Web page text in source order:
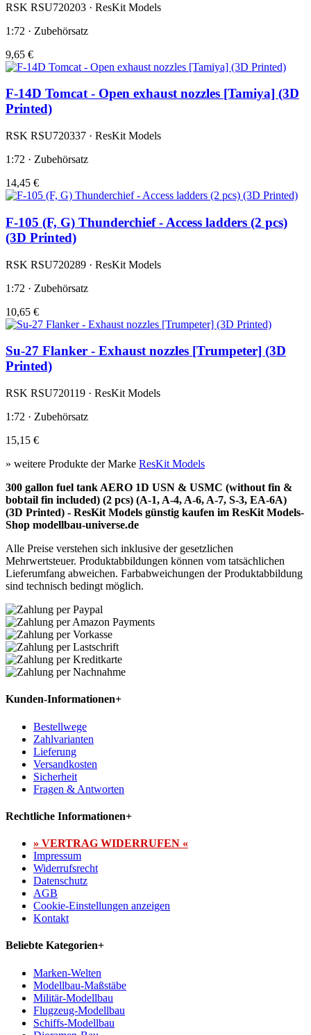
RSK RSU720203 · ResKit Models
1:72 · Zubehörsatz
9,65 €
F-14D Tomcat - Open exhaust nozzles [Tamiya] (3D
Printed)
RSK RSU720337 · ResKit Models
1:72 · Zubehörsatz
14,45 €
F-105 (F, G) Thunderchief - Access ladders (2 pcs)
(3D Printed)
RSK RSU720289 · ResKit Models
1:72 · Zubehörsatz
10,65 €
Su-27 Flanker - Exhaust nozzles [Trumpeter] (3D
Printed)
RSK RSU720119 · ResKit Models
1:72 · Zubehörsatz
15,15 €
» weitere Produkte der Marke ResKit Models
300 gallon fuel tank AERO 1D USN & USMC (without fin &
bobtail fin included) (2 pcs) (A-1, A-4, A-6, A-7, S-3, EA-6A)
(3D Printed) - ResKit Models günstig kaufen im ResKit Models-
Shop modellbau-universe.de
Alle Preise verstehen sich inklusive der gesetzlichen
Mehrwertsteuer. Produktabbildungen können vom tatsächlichen
Lieferumfang abweichen. Farbabweichungen der Produktabbildung
sind technisch bedingt möglich.
Kunden-Informationen+
Bestellwege
Zahlvarianten
Lieferung
Versandkosten
Sicherheit
Fragen & Antworten
Rechtliche Informationen+
» VERTRAG WIDERRUFEN «
Impressum
Widerrufsrecht
Datenschutz
AGB
Cookie-Einstellungen anzeigen
Kontakt
Beliebte Kategorien+
Marken-Welten
Modellbau-Maßstäbe
Militär-Modellbau
Flugzeug-Modellbau
Schiffs-Modellbau